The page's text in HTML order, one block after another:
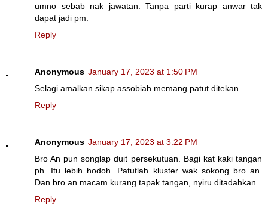
umno sebab nak jawatan. Tanpa parti kurap anwar tak
dapat jadi pm.
Reply
Anonymous January 17, 2023 at 1:50 PM
Selagi amalkan sikap assobiah memang patut ditekan.
Reply
Anonymous January 17, 2023 at 3:22 PM
Bro An pun songlap duit persekutuan. Bagi kat kaki tangan
ph. Itu lebih hodoh. Patutlah kluster wak sokong bro an.
Dan bro an macam kurang tapak tangan, nyiru ditadahkan.
Reply